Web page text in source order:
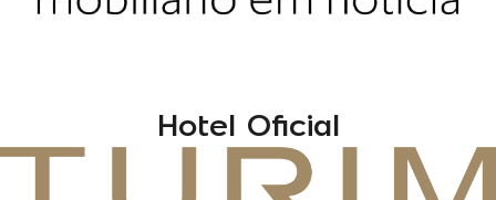
Hotel Oficial